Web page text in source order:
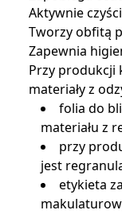
Aktywnie
Tworzy obfitą
Zapewnia
Przy produkcji
materiały z
folia do
materiału z
przy
jest
etykieta